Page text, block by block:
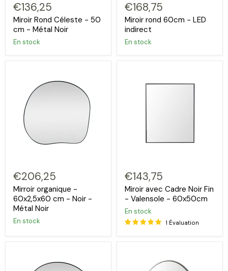
€136,25
Miroir Rond Céleste - 50
cm - Métal Noir
En stock
€168,75
Miroir rond 60cm - LED
indirect
En stock
€206,25
Mirroir organique -
60x2,5x60 cm - Noir -
Métal Noir
En stock
€143,75
Miroir avec Cadre Noir Fin
- Valensole - 60x50cm
En stock
1 Évaluation